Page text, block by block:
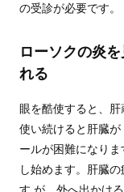
の受診が必要です。
ローソクの炎
れる
眼を酷使すると、
使い続けると肝臓
ールが困難になり
し始めます。肝臓
す が、外へ出かけ